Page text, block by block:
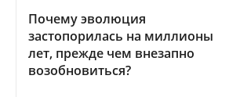
Почему эволюция
застопорилась на миллионы
лет, прежде чем внезапно
возобновиться?